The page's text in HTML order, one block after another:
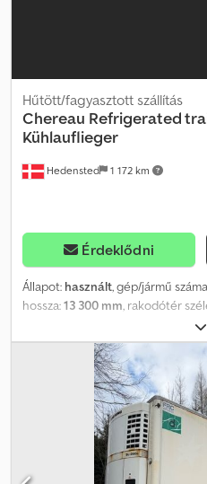
Hedensted 1 172 km
Hűtött/fagyasztott szállítás
Chereau Refrigerated
Kühlauflieger
Érdeklődni
Állapot: használt, gép/jármű
hossza:13 300 mm , rakodótér
,
tartozékok = - Légrugózás a
tengelyen Csdpfjznhpgsx
Megengedett raktér: 31 000 kg
kg Állapot Általános állapot:
állapot: átlagos További
Hátsó gumik állapota: 90% Első
gumiméret: 385/55 R 22.5 További
információkért vegye fel a